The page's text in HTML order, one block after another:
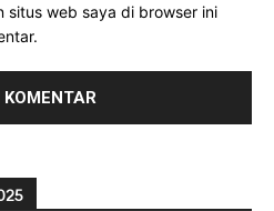
situs web saya di browser ini